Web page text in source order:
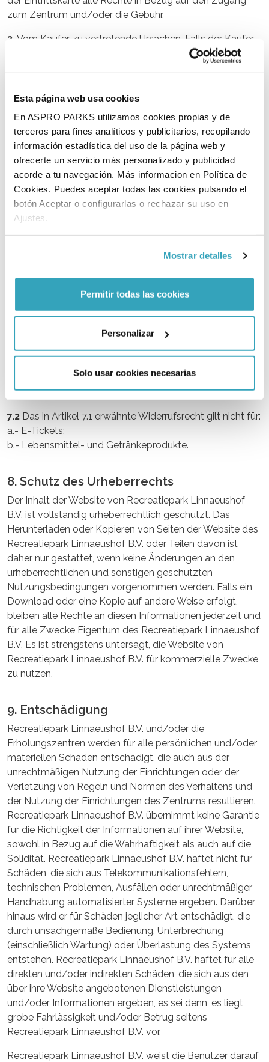
Esta página web usa cookies
En ASPRO PARKS utilizamos cookies propias y de
terceros para fines analíticos y publicitarios, recopilando
información estadística del uso de la página web y
ofrecerte un servicio más personalizado y publicidad
acorde a tu navegación. Más informacion en Política de
Cookies. Puedes aceptar todas las cookies pulsando el
botón Aceptar o configurarlas o rechazar su uso en
Ajustes.
Mostrar detalles
Permitir todas las cookies
Personalizar
Solo usar cookies necesarias
zum Zentrum und/oder die Gebühr.
3. Vom Käufer zu vertretende Ursachen. Falls der Käufer
die Eintrittskarten aus privaten Gründen, die nichts mit
nutzen kann. Der Karteninhaber hat dann keinen Anspruch
auf Entschädigung für die nicht genutzten Karten.
4.Kauf von Eintrittskarten mit festem Datum. Hat der
Käufer Eintrittskarten mit einem festen Datum gekauft, so
sind diese nur an dem gewählten Datum gültig. Diese
Karten können nicht auf ein anderes Datum umgetauscht
werden und berechtigen den Käufer nicht zu einer
Entschädigung bei Nichtbenutzung, gleich aus welchem
Grund. Der Käufer ist für die sorgfältige Auswahl des
richtigen Datums während des Bestellvorgangs
7. Recht auf Widerruf
Tagen, um den Vertrag ohne Angabe von Gründen zu
widerrufen. Diese Frist beginnt an dem Tag, an dem er
das Produkt erhalten hat. Wenn der Verbraucher mehrere
14 Tage nach dem Tag, an dem der Verbraucher das
letzte Produkt tatsächlich erhalten hat.
7.2 Das in Artikel 7.1 erwähnte Widerrufsrecht gilt nicht für:
a.- E-Tickets;
b.- Lebensmittel- und Getränkeprodukte.
8. Schutz des Urheberrechts
Der Inhalt der Website von Recreatiepark Linnaeushof
B.V. ist vollständig urheberrechtlich geschützt. Das
Herunterladen oder Kopieren von Seiten der Website des
Recreatiepark Linnaeushof B.V. oder Teilen davon ist
daher nur gestattet, wenn keine Änderungen an den
urheberrechtlichen und sonstigen geschützten
Nutzungsbedingungen vorgenommen werden. Falls ein
Download oder eine Kopie auf andere Weise erfolgt,
bleiben alle Rechte an diesen Informationen jederzeit und
für alle Zwecke Eigentum des Recreatiepark Linnaeushof
B.V. Es ist strengstens untersagt, die Website von
Recreatiepark Linnaeushof B.V. für kommerzielle Zwecke
zu nutzen.
9. Entschädigung
Recreatiepark Linnaeushof B.V. und/oder die
Erholungszentren werden für alle persönlichen und/oder
materiellen Schäden entschädigt, die auch aus der
unrechtmäßigen Nutzung der Einrichtungen oder der
Verletzung von Regeln und Normen des Verhaltens und
der Nutzung der Einrichtungen des Zentrums resultieren.
Recreatiepark Linnaeushof B.V. übernimmt keine Garantie
für die Richtigkeit der Informationen auf ihrer Website,
sowohl in Bezug auf die Wahrhaftigkeit als auch auf die
Solidität. Recreatiepark Linnaeushof B.V. haftet nicht für
Schäden, die sich aus Telekommunikationsfehlern,
technischen Problemen, Ausfällen oder unrechtmäßiger
Handhabung automatisierter Systeme ergeben. Darüber
hinaus wird er für Schäden jeglicher Art entschädigt, die
durch unsachgemäße Bedienung, Unterbrechung
(einschließlich Wartung) oder Überlastung des Systems
entstehen. Recreatiepark Linnaeushof B.V. haftet für alle
direkten und/oder indirekten Schäden, die sich aus den
über ihre Website angebotenen Dienstleistungen
und/oder Informationen ergeben, es sei denn, es liegt
grobe Fahrlässigkeit und/oder Betrug seitens
Recreatiepark Linnaeushof B.V. vor.
Recreatiepark Linnaeushof B.V. weist die Benutzer darauf